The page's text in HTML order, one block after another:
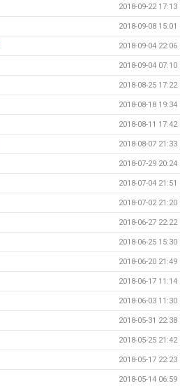
2018-09-22 17:13
2018-09-08 15:01
2018-09-04 22:06
2018-09-04 07:10
2018-08-25 17:22
2018-08-18 19:34
2018-08-11 17:42
2018-08-07 21:33
2018-07-29 20:24
2018-07-04 21:51
2018-07-02 21:20
2018-06-27 22:22
2018-06-25 15:30
2018-06-20 21:49
2018-06-17 11:14
2018-06-03 11:30
2018-05-31 22:38
2018-05-25 21:42
2018-05-17 22:23
2018-05-14 06:59